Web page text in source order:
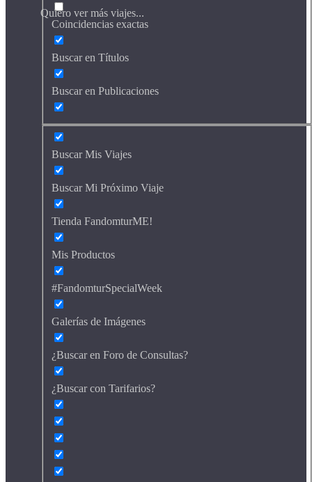
Quiero ver más viajes...
Coincidencias exactas
Buscar en Títulos
Buscar en Publicaciones
Buscar Mis Viajes
Buscar Mi Próximo Viaje
Tienda FandomturME!
Mis Productos
#FandomturSpecialWeek
Galerías de Imágenes
¿Buscar en Foro de Consultas?
¿Buscar con Tarifarios?